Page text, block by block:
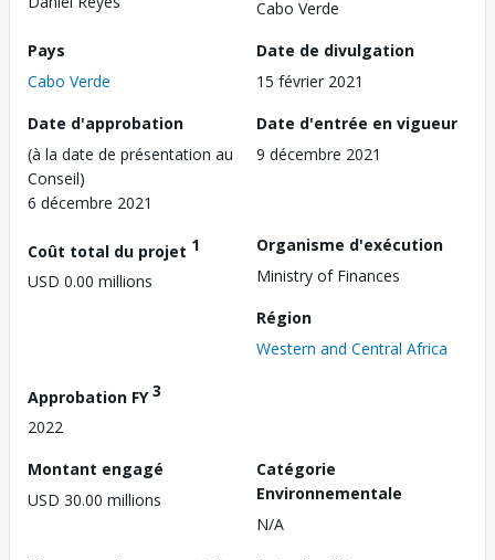
Cabo Verde
Pays
Cabo Verde
Date de divulgation
15 février 2021
Date d'approbation
(à la date de présentation au
Conseil)
6 décembre 2021
Date d'entrée en vigueur
9 décembre 2021
Coût total du projet 1
USD 0.00 millions
Organisme d'exécution
Ministry of Finances
Région
Western and Central Africa
Approbation FY3
2022
Montant engagé
USD 30.00 millions
Catégorie
Environnementale
N/A